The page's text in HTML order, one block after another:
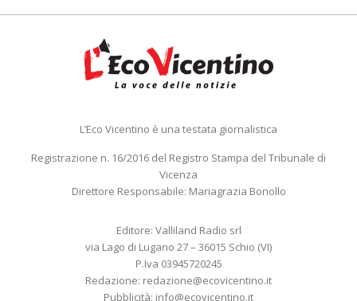
L’Eco Vicentino è una testata giornalistica
Registrazione n. 16/2016 del Registro Stampa del Tribunale di
Vicenza
Direttore Responsabile: Mariagrazia Bonollo
Editore: Valliland Radio srl
via Lago di Lugano 27 – 36015 Schio (VI)
P.Iva 03945720245
Redazione: redazione@ecovicentino.it
Pubblicità: info@ecovicentino.it